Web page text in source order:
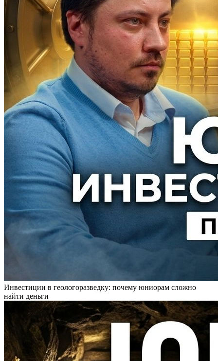
Инвестиции в геологоразведку: почему юниорам сложно
найти деньги